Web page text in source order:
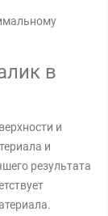
в
и
и
результата